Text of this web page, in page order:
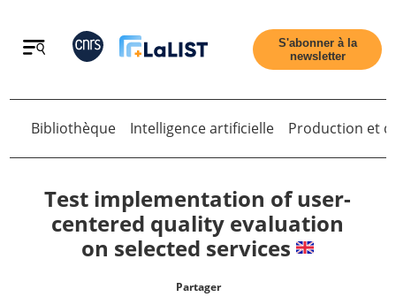
Retour
S'abonner à la
newsletter
Retour
Bibliothèque Intelligence artificielle Production et
Test implementation of user-
centered quality evaluation
on selected services
Partager